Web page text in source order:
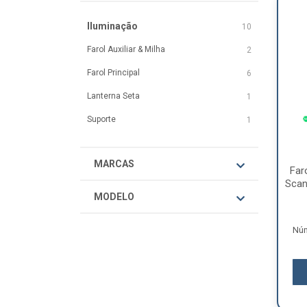
Iluminação 10
Farol Auxiliar & Milha 2
Farol Principal 6
Lanterna Seta 1
Suporte 1
MARCAS
MODELO